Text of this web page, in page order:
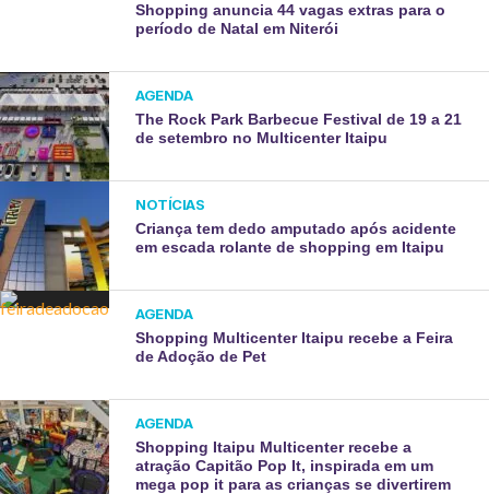
Shopping anuncia 44 vagas extras para o
período de Natal em Niterói
AGENDA
The Rock Park Barbecue Festival de 19 a 21
de setembro no Multicenter Itaipu
NOTÍCIAS
Criança tem dedo amputado após acidente
em escada rolante de shopping em Itaipu
AGENDA
Shopping Multicenter Itaipu recebe a Feira
de Adoção de Pet
AGENDA
Shopping Itaipu Multicenter recebe a
atração Capitão Pop It, inspirada em um
mega pop it para as crianças se divertirem